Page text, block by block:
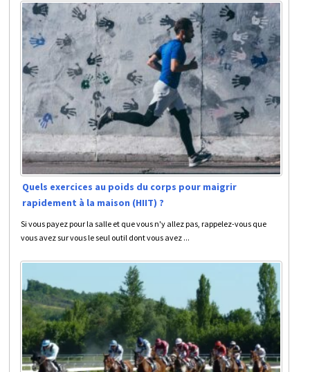
Quels exercices au poids du corps pour maigrir
rapidement à la maison (HIIT) ?
Si vous payez pour la salle et que vous n'y allez pas, rappelez-vous que
vous avez sur vous le seul outil dont vous avez ...